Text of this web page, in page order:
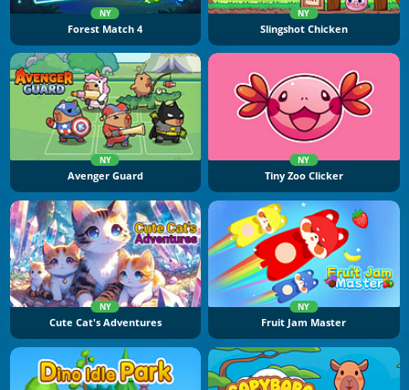
NY
Forest Match 4
NY
Slingshot Chicken
NY
Avenger Guard
NY
Tiny Zoo Clicker
NY
Cute Cat's Adventures
NY
Fruit Jam Master